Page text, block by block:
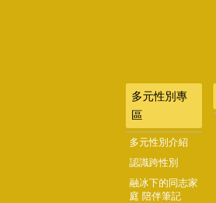
多元性別專
區
多元性別介紹
認識跨性別
融冰下的同志家
庭 陪伴筆記